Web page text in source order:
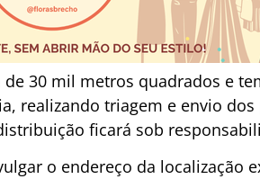
30 mil metros quadrados e
realizando triagem e envio
ficará sob
o endereço da localização